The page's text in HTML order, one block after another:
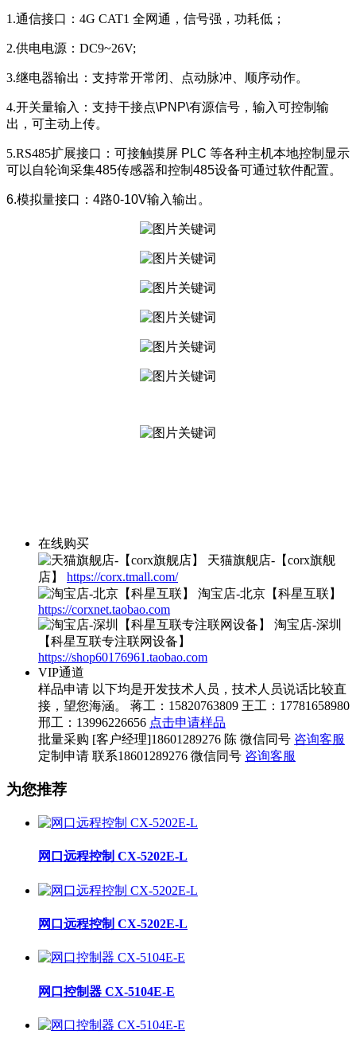
1.通信接口：4G CAT1 全网通，信号强，功耗低；
2.供电电源：DC9~26V;
3.继电器输出：支持常开常闭、点动脉冲、顺序动作。
4.开关量输入： 支持干接点\PNP\有源信号，输入可控制输
出，可主动上传。
5.RS485扩展接口： 可接触摸屏 PLC 等各种主机本地控制显示
可以自轮询采集485传感器和控制485设备可通过软件配置。
6.模拟量接口：4路0-10V输入输出。
在线购买
天猫旗舰店-【corx旗舰
店】
https://corx.tmall.com/
淘宝店-北京【科星互联】
https://corxnet.taobao.com
淘宝店-深圳
【科星互联专注联网设备】
https://shop60176961.taobao.com
VIP通道
样品申请 以下均是开发技术人员，技术人员说话比较直
接，望您海涵。 蒋工：15820763809 王工：17781658980
邢工：13996226656 点击申请样品
批量采购 [客户经理]18601289276 陈 微信同号 咨询客服
定制申请 联系18601289276 微信同号 咨询客服
为您推荐
网口远程控制 CX-5202E-L
网口远程控制 CX-5202E-L
网口控制器 CX-5104E-E